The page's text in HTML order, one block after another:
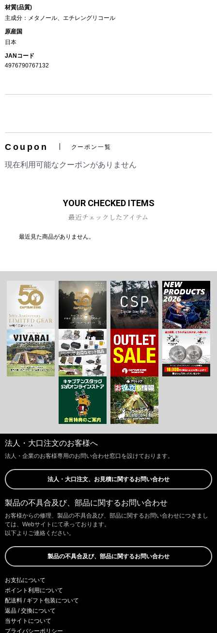
お買い物を続ける カートへ進む
材質(品質)
主成分：メタノール、エチレングリコール
原産国
日本
JANコード
4976790767132
Coupon クーポン一覧
現在利用可能なクーポンがありません
YOUR CHECKED ITEMS
最近チェックしたアイテム
最近見た商品がありません。
法人・大口注文のお客様へ
法人・企業のお客様専用のお問い合わせ窓口を設けております。
法人・大口注文、お見積に関するお問い合わせ
製品の不具合及び、部品に関するお問い合わせ
お客様からの修理、製品の不具合及び、部品に関するお問い合わせにつきまし
ては、Webサイトにて承っております。
以下よりご連絡ください。
製品の不具合及び、部品に関するお問い合わせ
お支払について
ポイント利用について
配送料 / ギフト包装について
返品 / 交換について
当サイトについて
プライバシーポリシー